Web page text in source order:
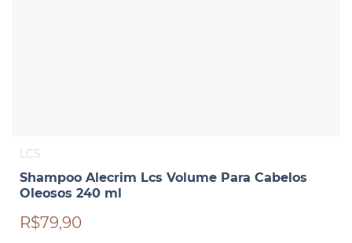
LCS
Shampoo Alecrim Lcs Volume Para Cabelos
Oleosos 240 ml
R$79,90